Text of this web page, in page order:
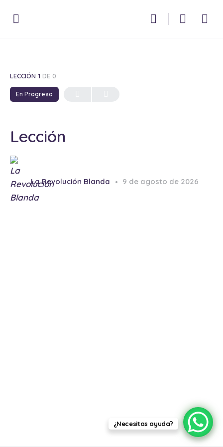
LECCIÓN 1 DE 0
En Progreso
Lección
La Revolución Blanda 9 de agosto de 2026
¿Necesitas ayuda?